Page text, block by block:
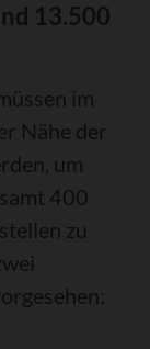
13.500
im
Nähe der
um
400
zu